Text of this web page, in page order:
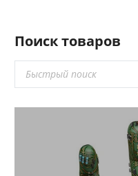
Поиск товаров
товаров